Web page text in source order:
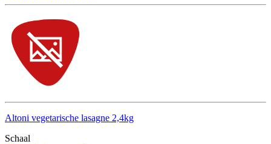
Altoni vegetarische lasagne 2,4kg
Schaal